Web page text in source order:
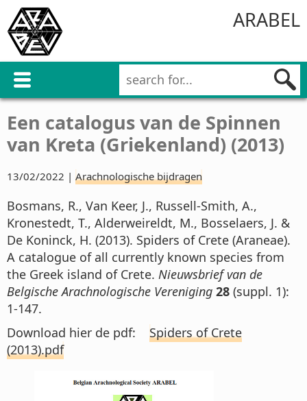
ARABEL
Een catalogus van de Spinnen
van Kreta (Griekenland) (2013)
13/02/2022 | Arachnologische bijdragen
Bosmans, R., Van Keer, J., Russell-Smith, A.,
Kronestedt, T., Alderweireldt, M., Bosselaers, J. &
De Koninck, H. (2013). Spiders of Crete (Araneae).
A catalogue of all currently known species from
the Greek island of Crete. Nieuwsbrief van de
Belgische Arachnologische Vereniging 28 (suppl. 1):
1-147.
Download hier de pdf: Spiders of Crete
(2013).pdf